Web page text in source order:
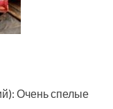
Очень спелые